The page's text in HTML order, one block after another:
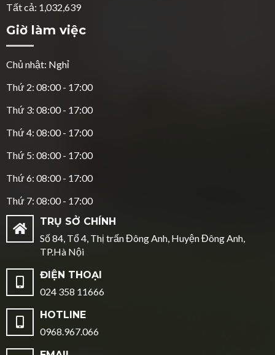
Tất cả: 1,032,639
Giờ làm việc
Chủ nhật: Nghỉ
Thứ 2: 08:00 - 17:00
Thứ 3: 08:00 - 17:00
Thứ 4: 08:00 - 17:00
Thứ 5: 08:00 - 17:00
Thứ 6: 08:00 - 17:00
Thứ 7: 08:00 - 17:00
TRỤ SỞ CHÍNH
Số 84, Tổ 4, Thị trấn Đông Anh, Huyện Đông Anh,
TP.Hà Nội
ĐIỆN THOẠI
024 358 11666
HOTLINE
0968.967.066